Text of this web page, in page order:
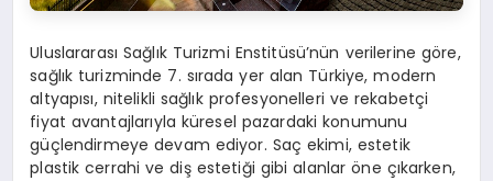
Uluslararası Sağlık Turizmi Enstitüsü’nün verilerine göre,
sağlık turizminde 7. sırada yer alan Türkiye, modern
altyapısı, nitelikli sağlık profesyonelleri ve rekabetçi
fiyat avantajlarıyla küresel pazardaki konumunu
güçlendirmeye devam ediyor. Saç ekimi, estetik
plastik cerrahi ve diş estetiği gibi alanlar öne çıkarken,